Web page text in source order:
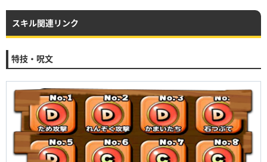
スキル関連リンク
特技・呪文